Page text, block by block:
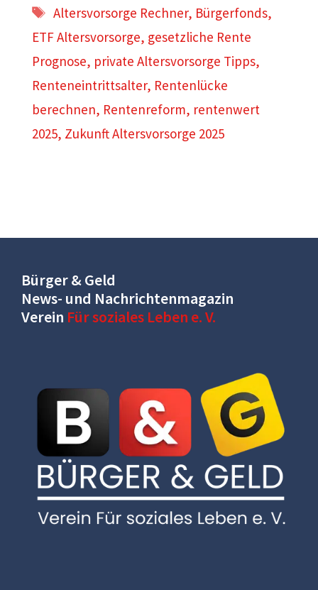
Schlagwörter
Altersvorsorge Rechner, Bürgerfonds,
ETF Altersvorsorge, gesetzliche Rente
Prognose, private Altersvorsorge Tipps,
Renteneintrittsalter, Rentenlücke
berechnen, Rentenreform, rentenwert
2025, Zukunft Altersvorsorge 2025
Bürger & Geld
News- und Nachrichtenmagazin
Verein Für soziales Leben e. V.